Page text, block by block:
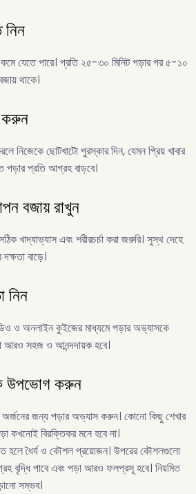
নিন
যেতে পারে। প্রতি ২৫-৩০ মিনিট পড়ার পর ৫-১০
থাকে।
করুন
নিজেকে ছোটখাটো পুরস্কার দিন, যেমন প্রিয় খাবার
পড়ার প্রতি আগ্রহ বাড়বে।
বজায় রাখুন
খাদ্যাভ্যাস এবং শরীরচর্চা করা জরুরি। সুস্থ দেহে
বাড়ে।
নিন
ও অনলাইন কুইজের মাধ্যমে পড়ার অভ্যাসকে
আরও সহজ ও আনন্দদায়ক হবে।
উপভোগ করুন
অর্জনের জন্য পড়ার অভ্যাস করুন। কোনো কিছু শেখার
কখনোই বিরক্তিকর মনে হবে না।
হলে ধৈর্য ও কৌশল প্রয়োজন। উপরের কৌশলগুলো
বৃদ্ধি পাবে এবং পড়া আরও ফলপ্রসূ হবে। নিয়মিত
সম্ভব।